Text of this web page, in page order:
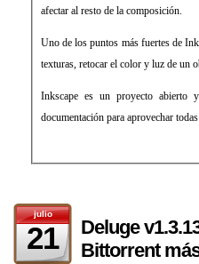
afectar al resto de la composición.
Uno de los puntos más fuertes de
texturas, retocar el color y luz de un
Inkscape es un proyecto abierto
documentación para aprovechar
julio
21
Deluge
Bittorrent